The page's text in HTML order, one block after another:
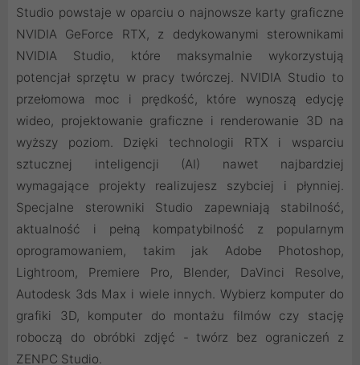
Studio powstaje w oparciu o najnowsze karty graficzne
NVIDIA GeForce RTX, z dedykowanymi sterownikami
NVIDIA Studio, które maksymalnie wykorzystują
potencjał sprzętu w pracy twórczej. NVIDIA Studio to
przełomowa moc i prędkość, które wynoszą edycję
wideo, projektowanie graficzne i renderowanie 3D na
wyższy poziom. Dzięki technologii RTX i wsparciu
sztucznej inteligencji (AI) nawet najbardziej
wymagające projekty realizujesz szybciej i płynniej.
Specjalne sterowniki Studio zapewniają stabilność,
aktualność i pełną kompatybilność z popularnym
oprogramowaniem, takim jak Adobe Photoshop,
Lightroom, Premiere Pro, Blender, DaVinci Resolve,
Autodesk 3ds Max i wiele innych. Wybierz komputer do
grafiki 3D, komputer do montażu filmów czy stację
roboczą do obróbki zdjęć - twórz bez ograniczeń z
ZENPC Studio.